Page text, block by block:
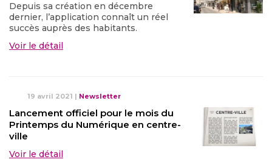
Depuis sa création en décembre
dernier, l’application connaît un réel
succès auprès des habitants.
Voir le détail
19 avril 2021 | Newsletter
Lancement officiel pour le mois du
Printemps du Numérique en centre-
ville
Voir le détail